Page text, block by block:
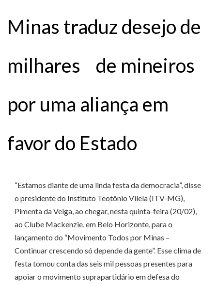
Minas traduz desejo de
milhares de mineiros
por uma aliança em
favor do Estado
“Estamos diante de uma linda festa da democracia”, disse
o presidente do Instituto Teotônio Vilela (ITV-MG),
Pimenta da Veiga, ao chegar, nesta quinta-feira (20/02),
ao Clube Mackenzie, em Belo Horizonte, para o
lançamento do “Movimento Todos por Minas –
Continuar crescendo só depende da gente”. Esse clima de
festa tomou conta das seis mil pessoas presentes para
apoiar o movimento suprapartidário em defesa do